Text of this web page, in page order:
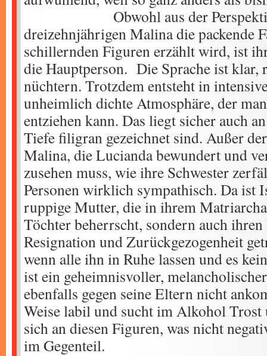
Obwohl aus der
dreizehnjährigen Malina die packende
schillernden Figuren erzählt wird, ist
die Hauptperson. Die Sprache ist klar,
nüchtern. Trotzdem entsteht in
unheimlich dichte Atmosphäre, der
entziehen kann. Das liegt sicher auch
Tiefe filigran gezeichnet sind. Außer
Malina, die Lucianda bewundert und
zusehen muss, wie ihre Schwester
Personen wirklich sympathisch. Da ist
ruppige Mutter, die in ihrem
Töchter beherrscht, sondern auch
Resignation und Zurückgezogenheit
wenn alle ihn in Ruhe lassen und es
ist ein geheimnisvoller,
ebenfalls gegen seine Eltern nicht
Weise labil und sucht im Alkohol
sich an diesen Figuren, was nicht
im Gegenteil.